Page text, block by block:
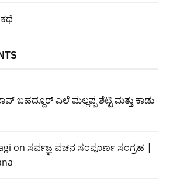
ಕಥೆ
ಬಹದ್ದೂರ್ ಎಲೆ ಮಲ್ಲಪ್ಪ ಶೆಟ್ಟಿ ಮತ್ತು ಕಾಡು
on ಸರ್ವಜ್ಞ ವಚನ ಸಂಪೂರ್ಣ ಸಂಗ್ರಹ |